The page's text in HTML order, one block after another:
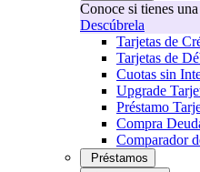
Conoce si tienes
Descúbrela
Tarjetas de
Tarjetas de
Cuotas sin
Upgrade
Préstamo
Compra
Comparador
Préstamos